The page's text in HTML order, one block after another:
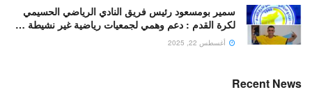
سمير بومسعود رئيس فريق النادي الرياضي الحسيمي
لكرة القدم : دعم وهمي لجمعيات رياضية غير نشيطة …
أغسطس 22, 2025
Recent News